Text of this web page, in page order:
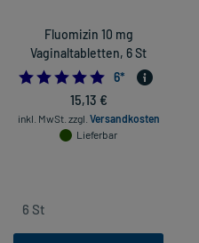
Fluomizin 10 mg
Vaginaltabletten, 6 St
6*
15,13 €
inkl. MwSt. zzgl. Versandkosten
Lieferbar